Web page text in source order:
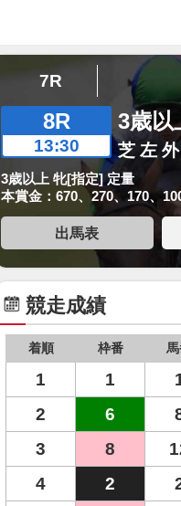
7R
8R
13:30
3歳以
芝 左
3歳以上 牝[指定] 定量
本賞金：670、270、170、
出馬表
競走成績
着順 枠番
1 1
2
6
3
8
4
2